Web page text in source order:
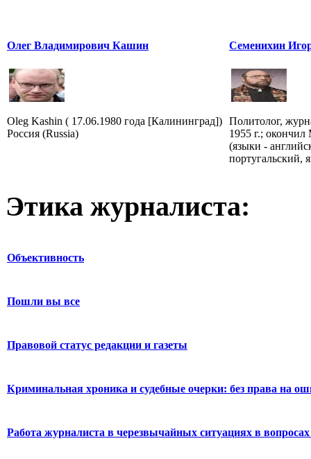
Олег Владимирович Кашин
Oleg Kashin ( 17.06.1980 года [Калининград])
Россия (Russia)
Семенихин
Политолог,
1955 г.;
(языки -
португальский,
Этика журналиста:
Объективность
Пошли вы все
Правовой статус редакции и газеты
Криминальная хроника и судебные очерки: без права на
Работа журналиста в черезвычайных ситуациях в вопросах